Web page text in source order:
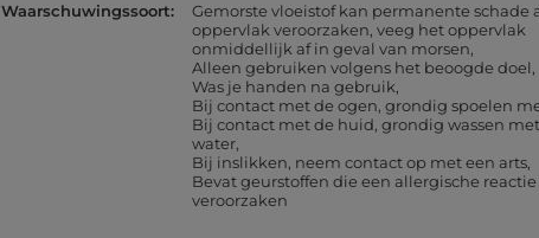
Waarschuwingssoort
Gemorste vloeistof kan permanente schade
oppervlak veroorzaken, veeg het oppervlak
onmiddellijk af in geval van morsen
Alleen gebruiken volgens het beoogde doel
Was je handen na gebruik
Bij contact met de ogen, grondig spoelen
Bij contact met de huid, grondig wassen
water
Bij inslikken, neem contact op met een arts
Bevat geurstoffen die een allergische
veroorzaken